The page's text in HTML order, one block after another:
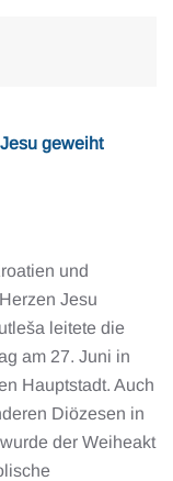
geweiht
und
Jesu
leitete die
am 27. Juni in
Hauptstadt. Auch
Diözesen in
der Weiheakt